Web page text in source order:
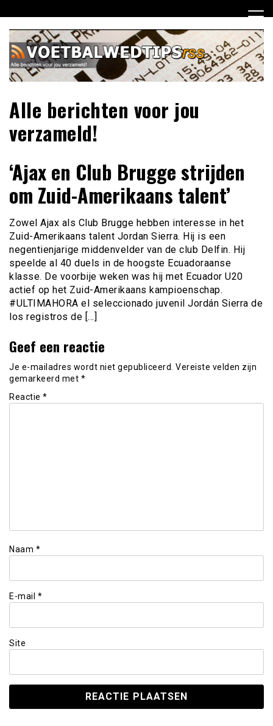
naar
inhoud
Alle berichten voor jou
verzameld!
‘Ajax en Club Brugge strijden
om Zuid-Amerikaans talent’
Zowel Ajax als Club Brugge hebben interesse in het
Zuid-Amerikaans talent Jordan Sierra. Hij is een
negentienjarige middenvelder van de club Delfin. Hij
speelde al 40 duels in de hoogste Ecuadoraanse
klasse. De voorbije weken was hij met Ecuador U20
actief op het Zuid-Amerikaans kampioenschap.
#ULTIMAHORA el seleccionado juvenil Jordán Sierra de
los registros de […]
Geef een reactie
Je e-mailadres wordt niet gepubliceerd. Vereiste velden zijn
gemarkeerd met *
Reactie *
Naam *
E-mail *
Site